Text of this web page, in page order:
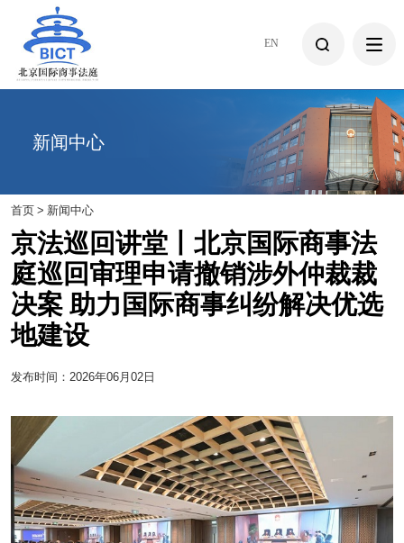
EN
新闻中心
首页 > 新闻中心
京法巡回讲堂丨北京国际商事法
庭巡回审理申请撤销涉外仲裁裁
决案 助力国际商事纠纷解决优选
地建设
发布时间：2026年06月02日